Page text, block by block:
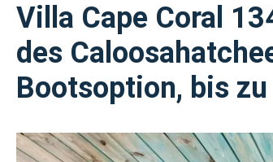
Villa Cape Coral
des
Bootsoption, bis